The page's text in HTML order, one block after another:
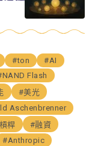
#ton
#AI
Flash
#美光
Aschenbrenner
桿
#融資
#Anthropic